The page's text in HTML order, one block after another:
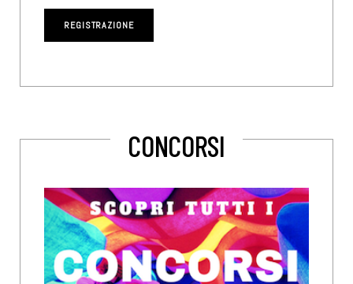
CONCORSI